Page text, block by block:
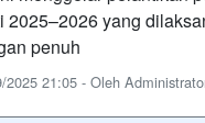
2025–2026 yang
penuh
2025 21:05 - Oleh